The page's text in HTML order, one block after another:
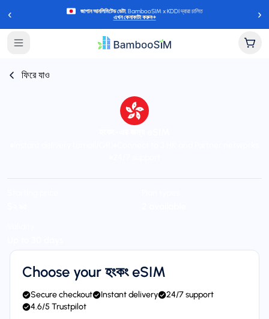
‹ জাপান আনলিমিটেড ডেটা, BambooSIM x KDDI দ্বারা চালিত
এখন কেনাকাটা করুন→ ›
ফিরে যাও
Choose your হংকং eSIM
Secure checkout Instant delivery
24/7 support
4.6/5 Trustpilot